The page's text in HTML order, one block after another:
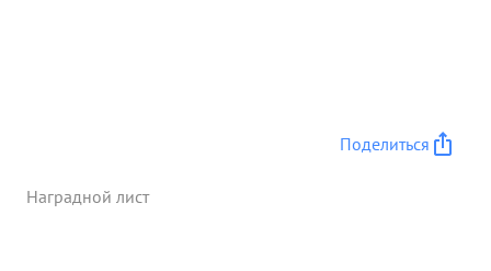
Поделиться
Наградной лист